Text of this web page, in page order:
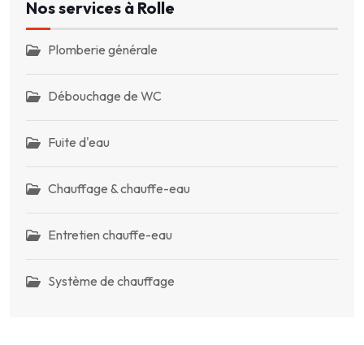
Nos services à Rolle
Plomberie générale
Débouchage de WC
Fuite d'eau
Chauffage & chauffe-eau
Entretien chauffe-eau
Système de chauffage